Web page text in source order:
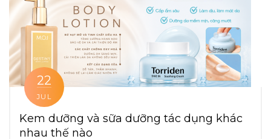
22
JUL
Kem dưỡng và sữa dưỡng tác dụng khác
nhau thế nào